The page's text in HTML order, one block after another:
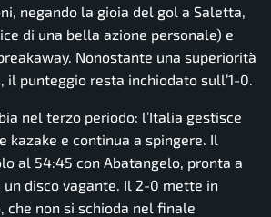
negando la gioia del gol a Saletta,
di una bella azione personale) e
Nonostante una superiorità
il punteggio resta inchiodato sull’1-0.
nel terzo periodo: l’Italia gestisce
kazake e continua a spingere. Il
al 54:45 con Abatangelo, pronta a
disco vagante. Il 2-0 mette in
che non si schioda nel finale